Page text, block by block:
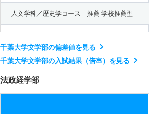
人文学科／歴史学コース 推薦 学校推薦型
人文学科／日本・ユーラシア文化コース 一般 前
千葉大学文学部の偏差値を見る
千葉大学文学部の入試結果（倍率）を見る
法政経学部